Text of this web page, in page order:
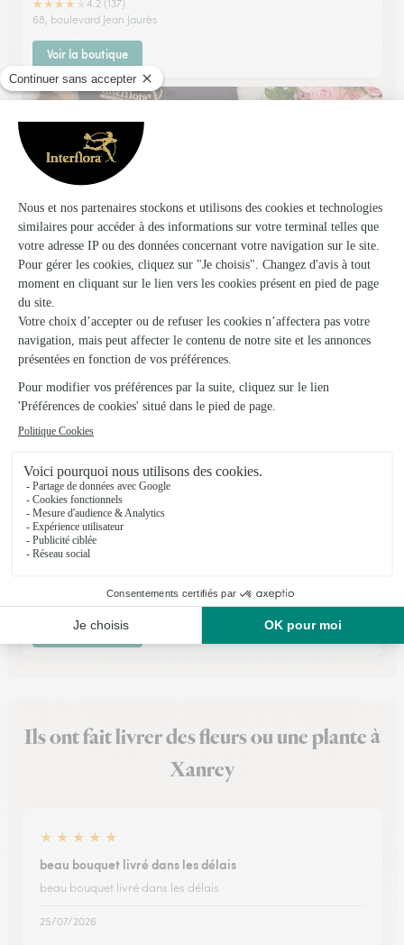
★★★★
4.2 (137)
68, boulevard Jean Jaurès
Voir la boutique
Amaryllis Fleurs
Jarville la Malgrange
4.8 (67)
115, rue de la République C. Cial INTERMARCHE
Voir la boutique
Fleur & K
228, avenue de Strasbourg BP 22310
Voir la boutique
Ils ont fait livrer des fleurs ou une plante à
Xanrey
★ ★ ★ ★ ★
beau bouquet livré dans les délais
beau bouquet livré dans les délais
25/07/2026